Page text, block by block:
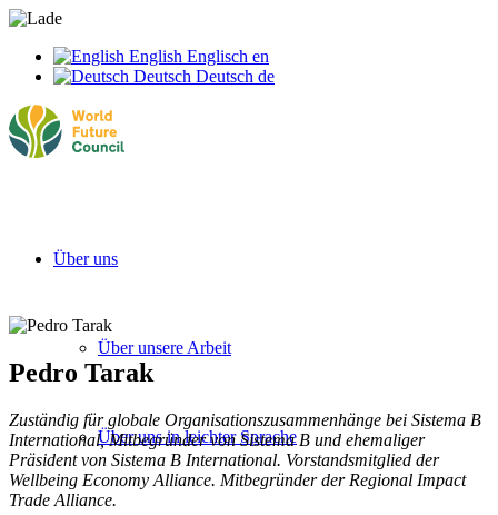
English Englisch en
Deutsch Deutsch de
Über uns
Über unsere Arbeit
Über uns in leichter Sprache
Pedro Tarak
Zuständig für globale Organisationszusammenhänge bei Sistema B
International, Mitbegründer von Sistema B und ehemaliger
Präsident von Sistema B International. Vorstandsmitglied der
Wellbeing Economy Alliance. Mitbegründer der Regional Impact
Trade Alliance.